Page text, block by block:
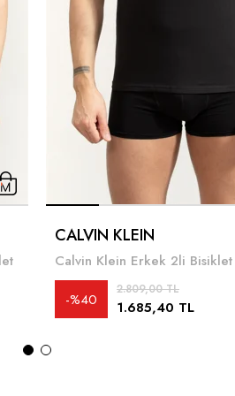
CALVIN KLEIN
Calvin Klein Erkek 2li
1.685,40 TL
2.809,00 TL
%40